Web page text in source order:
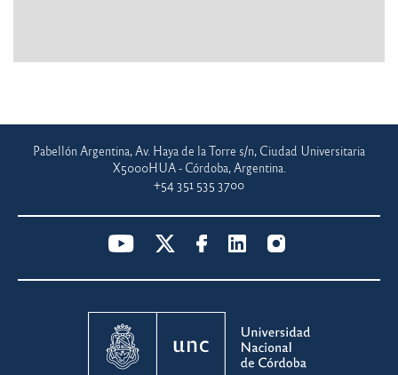
Pabellón Argentina, Av. Haya de la Torre s/n, Ciudad Universitaria
X5000HUA - Córdoba, Argentina.
+54 351 535 3700